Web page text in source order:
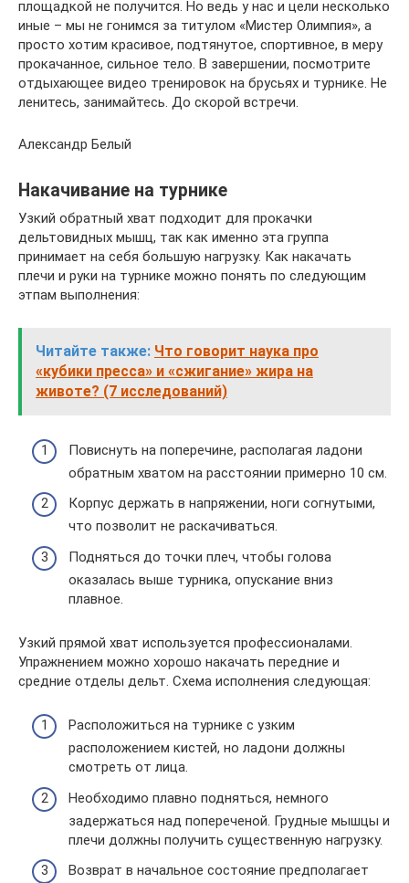
площадкой не получится. Но ведь у нас и цели несколько
иные – мы не гонимся за титулом «Мистер Олимпия», а
просто хотим красивое, подтянутое, спортивное, в меру
прокачанное, сильное тело. В завершении, посмотрите
отдыхающее видео тренировок на брусьях и турнике. Не
ленитесь, занимайтесь. До скорой встречи.
Александр Белый
Накачивание на турнике
Узкий обратный хват подходит для прокачки
дельтовидных мышц, так как именно эта группа
принимает на себя большую нагрузку. Как накачать
плечи и руки на турнике можно понять по следующим
этпам выполнения:
Читайте также: Что говорит наука про
«кубики пресса» и «сжигание» жира на
животе? (7 исследований)
Повиснуть на поперечине, располагая ладони
обратным хватом на расстоянии примерно 10 см.
Корпус держать в напряжении, ноги согнутыми,
что позволит не раскачиваться.
Подняться до точки плеч, чтобы голова
оказалась выше турника, опускание вниз
плавное.
Узкий прямой хват используется профессионалами.
Упражнением можно хорошо накачать передние и
средние отделы дельт. Схема исполнения следующая:
Расположиться на турнике с узким
расположением кистей, но ладони должны
смотреть от лица.
Необходимо плавно подняться, немного
задержаться над попереченой. Грудные мышцы и
плечи должны получить существенную нагрузку.
Возврат в начальное состояние предполагает